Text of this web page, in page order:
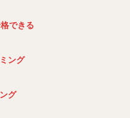
できる
ング
グ